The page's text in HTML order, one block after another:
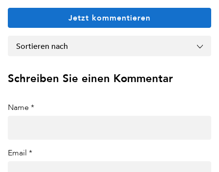
Jetzt kommentieren
Sortieren nach
Schreiben Sie einen Kommentar
Name *
Email *